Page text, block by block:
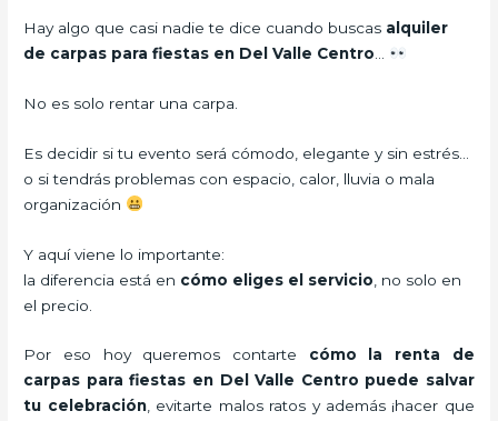
Hay algo que casi nadie te dice cuando buscas alquiler
de carpas para fiestas en Del Valle Centro
No es solo rentar una carpa.
Es decidir si tu evento será cómodo, elegante y sin estrés…
o si tendrás problemas con espacio, calor, lluvia o mala
organización
Y aquí viene lo importante:
la diferencia está en cómo eliges el servicio , no solo en
el precio.
Por eso hoy queremos contarte cómo la renta de
carpas para fiestas en Del Valle Centro puede salvar
tu celebración, evitarte malos ratos y además ¡hacer que